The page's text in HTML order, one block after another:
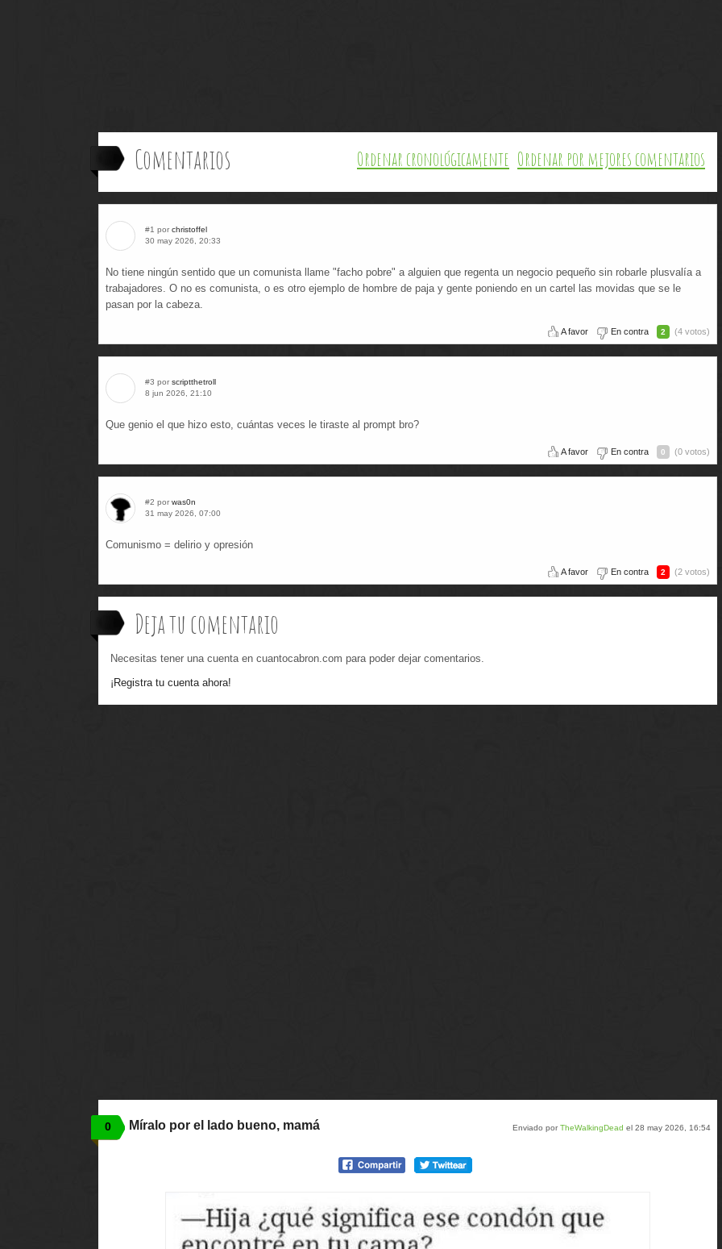
Comentarios Ordenar por mejores comentarios
Ordenar cronológicamente
#1 por christoffel
30 may 2026, 20:33
No tiene ningún sentido que un comunista llame "facho pobre" a alguien que regenta un negocio pequeño sin robarle plusvalía a
trabajadores. O no es comunista, o es otro ejemplo de hombre de paja y gente poniendo en un cartel las movidas que se le
pasan por la cabeza.
A favor En contra 2 (4 votos)
#3 por scriptthetroll
8 jun 2026, 21:10
Que genio el que hizo esto, cuántas veces le tiraste al prompt bro?
A favor En contra 0 (0 votos)
#2 por was0n
31 may 2026, 07:00
Comunismo = delirio y opresión
A favor En contra 2 (2 votos)
Deja tu comentario
Necesitas tener una cuenta en cuantocabron.com para poder dejar comentarios.
¡Registra tu cuenta ahora!
0 Enviado porTheWalkingDead el 28 may 2026, 16:54
Míralo por el lado bueno, mamá